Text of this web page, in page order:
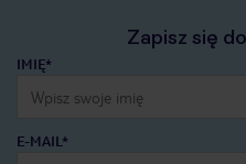
Zapisz się
IMIĘ*
E-MAIL*